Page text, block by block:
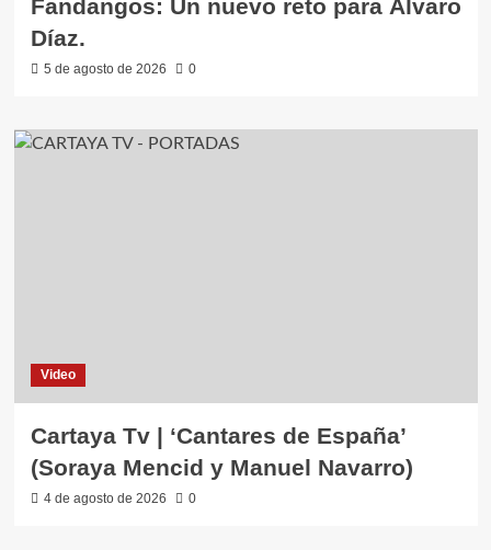
Fandangos: Un nuevo reto para Álvaro
Díaz.
5 de agosto de 2026 0
Video
Cartaya Tv | ‘Cantares de España’
(Soraya Mencid y Manuel Navarro)
4 de agosto de 2026 0